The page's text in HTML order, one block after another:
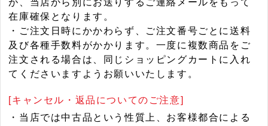
が、当店から別にお送りするご連絡メールをもって
在庫確保となります。
・ご注文日時にかかわらず、ご注文番号ごとに送料
及び各種手数料がかかります。一度に複数商品をご
注文される場合は、同じショッピングカートに入れ
てくださいますようお願いいたします。
[キャンセル・返品についてのご注意]
・当店では中古品という性質上、お客様都合による